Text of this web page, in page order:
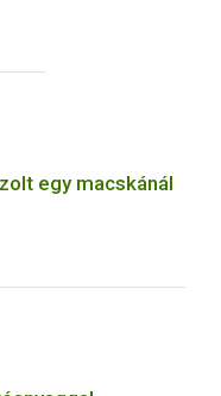
egy macskánál